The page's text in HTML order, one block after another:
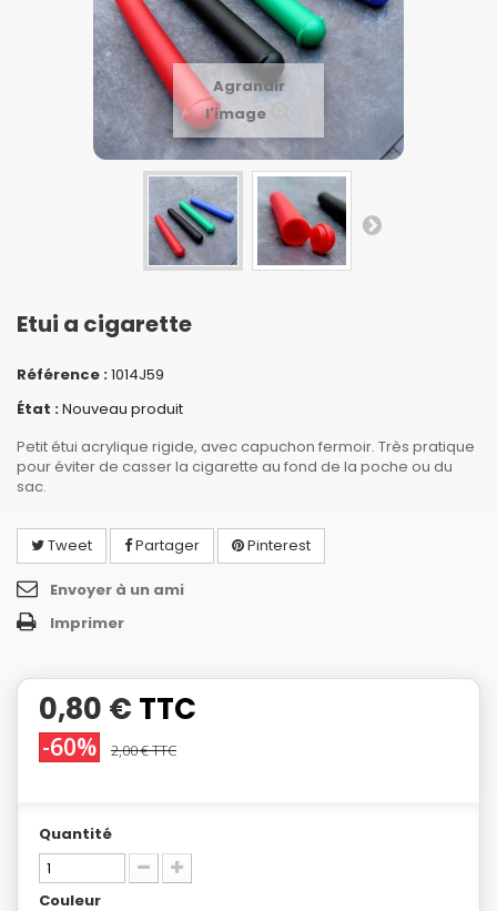
Agrandir
l'image
Etui a cigarette
Référence :1014J59
État :Nouveau produit
Petit étui acrylique rigide, avec capuchon fermoir. Très pratique
pour éviter de casser la cigarette au fond de la poche ou du
sac.
Tweet Partager Pinterest
Envoyer à un ami
Imprimer
0,80 € TTC
-60% 2,00 €TTC
Quantité
Couleur